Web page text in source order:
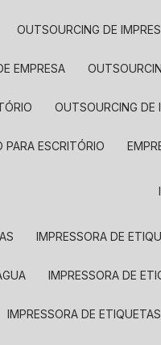
OUTSOURCING DE
EMPRESA
OUTSOURCING
PARA ESCRITÓRIO
IMPRESSORA DE
IMPRESSORA DE
IMPRESSORA DE